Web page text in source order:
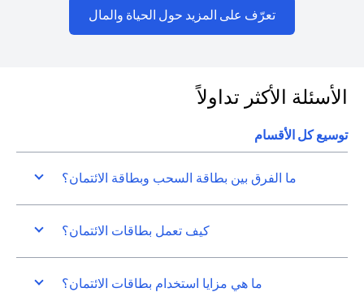
تعرّف على المزيد حول الحياة والمال
الأسئلة الأكثر تداولاً
توسيع كل الأقسام
ما الفرق بين بطاقة السحب وبطاقة الائتمان؟
كيف تعمل بطاقات الائتمان؟
ما هي مزايا استخدام بطاقات الائتمان؟